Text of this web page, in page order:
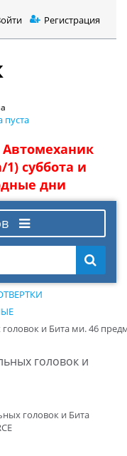
Регистрация
пуста
Автомеханик
суббота и
дни
и Бита ми. 46
головок и